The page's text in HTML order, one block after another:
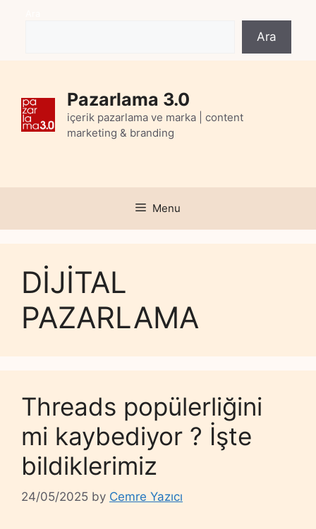
Ara
Pazarlama 3.0
içerik pazarlama ve marka | content
marketing & branding
Menu
DİJİTAL
PAZARLAMA
Threads popülerliğini
mi kaybediyor ? İşte
bildiklerimiz
24/05/2025 by Cemre Yazıcı